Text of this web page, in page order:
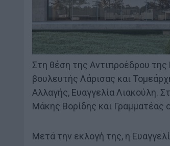
Στη θέση της Αντιπροέδρου
βουλευτής Λάρισας και
Αλλαγής, Ευαγγελία Λιακούλη.
Μάκης Βορίδης και Γραμματέας
Μετά την εκλογή της, η